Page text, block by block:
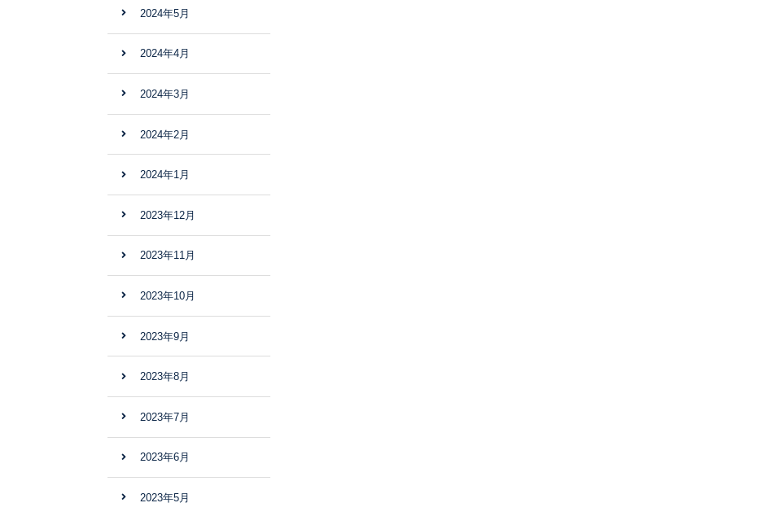
2024年5月
2024年4月
2024年3月
2024年2月
2024年1月
2023年12月
2023年11月
2023年10月
2023年9月
2023年8月
2023年7月
2023年6月
2023年5月